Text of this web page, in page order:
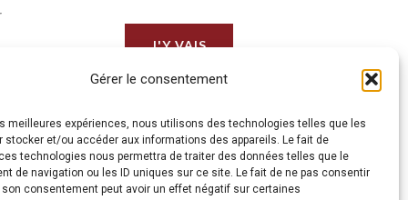
Gérer le consentement
meilleures expériences, nous utilisons des technologies telles que les
stocker et/ou accéder aux informations des appareils. Le fait de
technologies nous permettra de traiter des données telles que le
de navigation ou les ID uniques sur ce site. Le fait de ne pas consentir
son consentement peut avoir un effet négatif sur certaines
J'Y VAIS